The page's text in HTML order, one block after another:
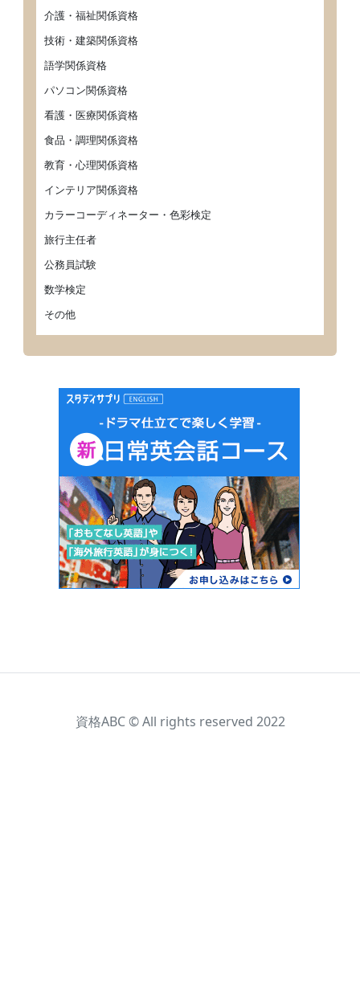
介護・福祉関係資格
技術・建築関係資格
語学関係資格
パソコン関係資格
看護・医療関係資格
食品・調理関係資格
教育・心理関係資格
インテリア関係資格
カラーコーディネーター・色彩検定
旅行主任者
公務員試験
数学検定
その他
資格ABC © All rights reserved 2022